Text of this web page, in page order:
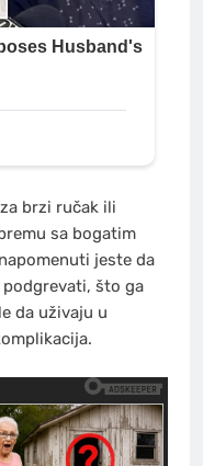
brzi ručak ili
sa bogatim
jeste da
što ga
da uživaju u